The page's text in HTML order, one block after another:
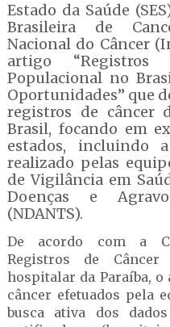
Estado da Saúde
Brasileira de
Nacional do Câncer
artigo
Populacional no
Oportunidades” que
registros de câncer
Brasil, focando em
estados, incluindo
realizado pelas
de Vigilância em
Doenças e
(NDANTS).
De acordo com a
Registros de
hospitalar da Paraíba,
câncer efetuados pela
busca ativa dos